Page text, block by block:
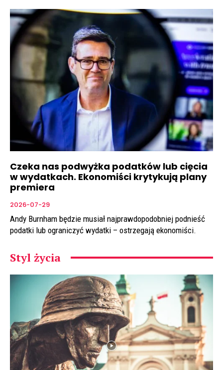
Czeka nas podwyżka podatków lub cięcia
w wydatkach. Ekonomiści krytykują plany
premiera
2026-07-29
Andy Burnham będzie musiał najprawdopodobniej podnieść
podatki lub ograniczyć wydatki – ostrzegają ekonomiści.
Styl życia